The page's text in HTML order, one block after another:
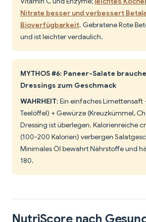
Nitrate besser und verbessert
Bioverfügbarkeit. Gebratene Rote
und ist leichter verdaulich.
MYTHOS #6: Paneer-Salate
Dressings zum Geschmack
WAHRHEIT: Ein einfaches Limettensaft
Teelöffel) + Gewürze (Kreuzkümmel,
Dressing ist überlegen. Kalorienreiche
(100-200 Kalorien) verbergen
Minimales Öl bewahrt Nährstoffe und
180.